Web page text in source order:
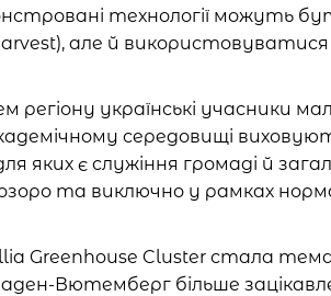
технології можуть
але й
українські учасники
середовищі
яких є служіння громаді й
та виключно у рамках
Greenhouse Cluster стала
Вютемберг більше